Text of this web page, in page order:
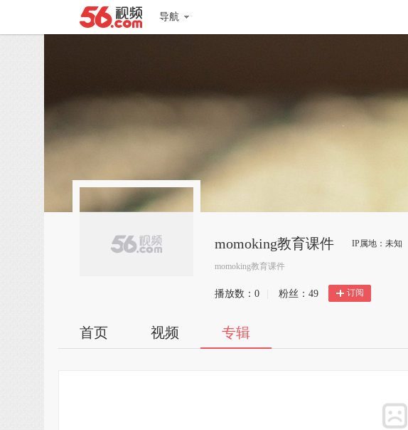
导航
momoking教育课件 IP属地：未知
momoking教育课件
播放数： 0 粉丝： 49 订阅
首页 视频 专辑